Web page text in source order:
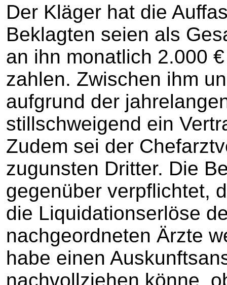
Der Kläger hat die
Beklagten seien als
an ihn monatlich 2.000
zahlen. Zwischen ihm
aufgrund der
stillschweigend ein
Zudem sei der
zugunsten Dritter. Die
gegenüber verpflichtet,
die Liquidationserlöse
nachgeordneten Ärzte
habe einen
nachvollziehen könne,